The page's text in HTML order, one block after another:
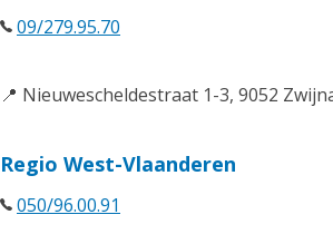
09/279.95.70
📍 Nieuwescheldestraat 1-3, 9052
Regio West-Vlaanderen
050/96.00.91